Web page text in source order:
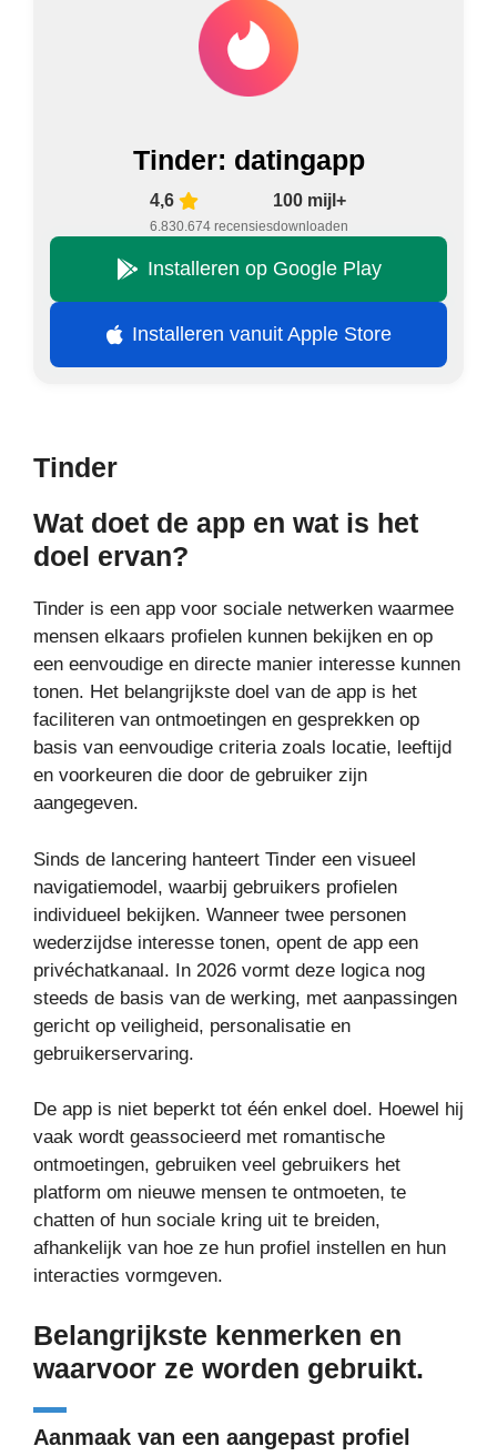
Tinder: datingapp
4,6
6.830.674 recensies
100 mijl+
downloaden
Installeren op Google Play
Installeren vanuit Apple Store
Tinder
Wat doet de app en wat is het
doel ervan?
Tinder is een app voor sociale netwerken waarmee
mensen elkaars profielen kunnen bekijken en op
een eenvoudige en directe manier interesse kunnen
tonen. Het belangrijkste doel van de app is het
faciliteren van ontmoetingen en gesprekken op
basis van eenvoudige criteria zoals locatie, leeftijd
en voorkeuren die door de gebruiker zijn
aangegeven.
Sinds de lancering hanteert Tinder een visueel
navigatiemodel, waarbij gebruikers profielen
individueel bekijken. Wanneer twee personen
wederzijdse interesse tonen, opent de app een
privéchatkanaal. In 2026 vormt deze logica nog
steeds de basis van de werking, met aanpassingen
gericht op veiligheid, personalisatie en
gebruikerservaring.
De app is niet beperkt tot één enkel doel. Hoewel hij
vaak wordt geassocieerd met romantische
ontmoetingen, gebruiken veel gebruikers het
platform om nieuwe mensen te ontmoeten, te
chatten of hun sociale kring uit te breiden,
afhankelijk van hoe ze hun profiel instellen en hun
interacties vormgeven.
Belangrijkste kenmerken en
waarvoor ze worden gebruikt.
Aanmaak van een aangepast profiel